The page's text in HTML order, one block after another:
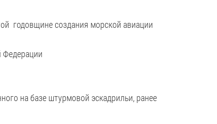
годовщине создания морской авиации
Федерации
на базе штурмовой эскадрильи, ранее